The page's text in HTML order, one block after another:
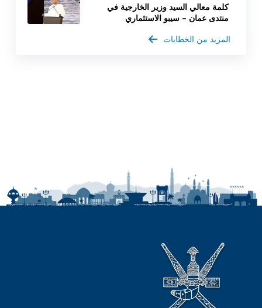
كلمة معالي السيد وزير الخارجية في
منتدى عمان – سيبو الاستثماري
المزيد من الخطابات